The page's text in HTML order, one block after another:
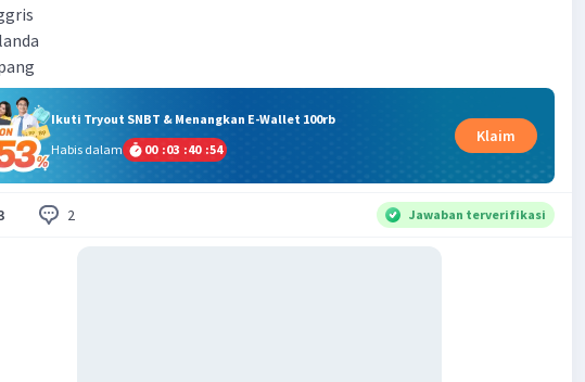
Ikuti Tryout SNBT & Menangkan E-Wallet 100rb
Habis dalam
00 :03 :40 :54
Klaim
2 Jawaban terverifikasi